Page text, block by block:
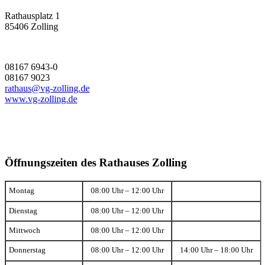
Rathausplatz 1
85406 Zolling
08167 6943-0
08167 9023
rathaus@vg-zolling.de
www.vg-zolling.de
Öffnungszeiten des Rathauses Zolling
Montag 08:00 Uhr – 12:00 Uhr
Dienstag 08:00 Uhr – 12:00 Uhr
Mittwoch 08:00 Uhr – 12:00 Uhr
Donnerstag 08:00 Uhr – 12:00 Uhr 14:00 Uhr – 18:00 Uhr